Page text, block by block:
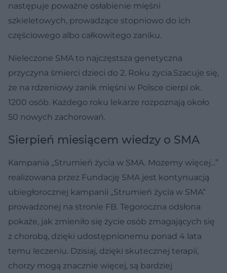
następuje poważne osłabienie mięśni
szkieletowych, prowadzące stopniowo do ich
częściowego albo całkowitego zaniku.
Nieleczone SMA to najczęstsza genetyczna
przyczyna śmierci dzieci do 2. Roku życia.Szacuje się,
że na rdzeniowy zanik mięśni w Polsce cierpi ok.
1200 osób. Każdego roku lekarze rozpoznają około
50 nowych zachorowań.
Sierpień miesiącem wiedzy o SMA
Kampania „Strumień życia w SMA. Możemy więcej...”
realizowana przez Fundację SMA jest kontynuacją
ubiegłorocznej kampanii „Strumień życia w SMA”
prowadzonej na stronie FB. Tegoroczna odsłona
pokaże, jak zmieniło się życie osób zmagających się
z chorobą, dzięki udostępnionemu ponad 4 lata
temu leczeniu. Dzisiaj, dzięki skutecznej terapii,
chorzy mogą znacznie więcej, są bardziej